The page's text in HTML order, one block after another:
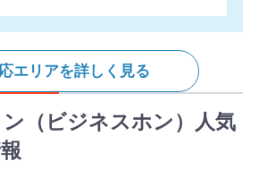
エリアを詳しく見る
（ビジネスホン）人気